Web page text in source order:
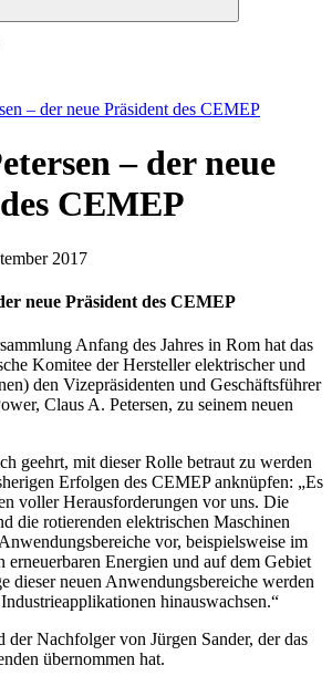
– der neue Präsident des CEMEP
– der neue
CEMEP
2017
neue Präsident des CEMEP
Anfang des Jahres in Rom hat das
Komitee der Hersteller elektrischer und
den Vizepräsidenten und Geschäftsführer
Claus A. Petersen, zu seinem neuen
geehrt, mit dieser Rolle betraut zu werden
Erfolgen des CEMEP anknüpfen: „Es
voller Herausforderungen vor uns. Die
die rotierenden elektrischen Maschinen
vor, beispielsweise im
Energien und auf dem Gebiet
dieser neuen Anwendungsbereiche werden
hinauswachsen.“
der Nachfolger von Jürgen Sander, der das
übernommen hat.